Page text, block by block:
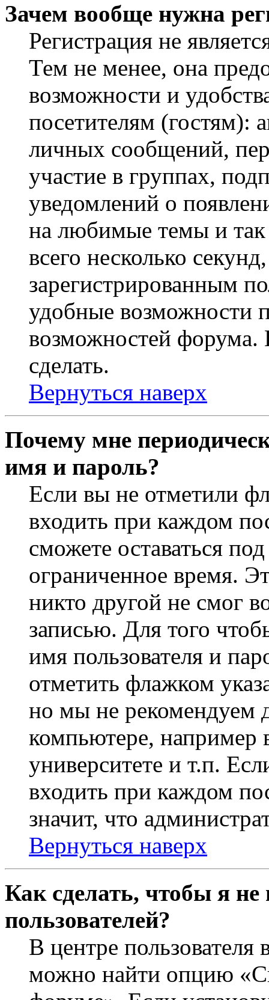
Зачем вообще нужна
Регистрация не
Тем не менее, она
возможности и
посетителям (гостям):
личных сообщений,
участие в группах,
уведомлений о
на любимые темы и так
всего несколько
зарегистрированным
удобные возможности
возможностей
сделать.
Вернуться наверх
Почему мне
имя и пароль?
Если вы не отметили
входить при каждом
сможете оставаться
ограниченное время.
никто другой не смог
записью. Для того
имя пользователя и
отметить флажком
но мы не рекомендуем
компьютере, например
университете и т.п.
входить при каждом
значит, что
Вернуться наверх
Как сделать, чтобы я
пользователей?
В центре
можно найти опцию